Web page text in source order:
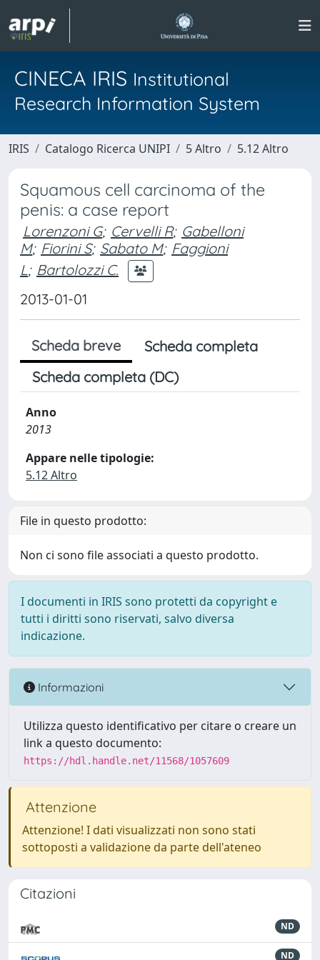
CINECA IRIS Institutional
Research Information System
IRIS Catalogo Ricerca UNIPI 5 Altro 5.12 Altro
Squamous cell carcinoma of the
penis: a case report
Lorenzoni G; Cervelli R; Gabelloni
M; Fiorini S; Sabato M; Faggioni
L; Bartolozzi C.
2013-01-01
Scheda breve
Scheda completa
Scheda completa (DC)
Anno
2013
Appare nelle tipologie:
5.12 Altro
File in questo prodotto:
Non ci sono file associati a questo prodotto.
I documenti in IRIS sono protetti da copyright e
tutti i diritti sono riservati, salvo diversa
indicazione.
Informazioni
Utilizza questo identificativo per citare o creare un
link a questo documento:
https://hdl.handle.net/11568/1057609
Attenzione
Attenzione! I dati visualizzati non sono stati
sottoposti a validazione da parte dell'ateneo
Citazioni
ND
ND